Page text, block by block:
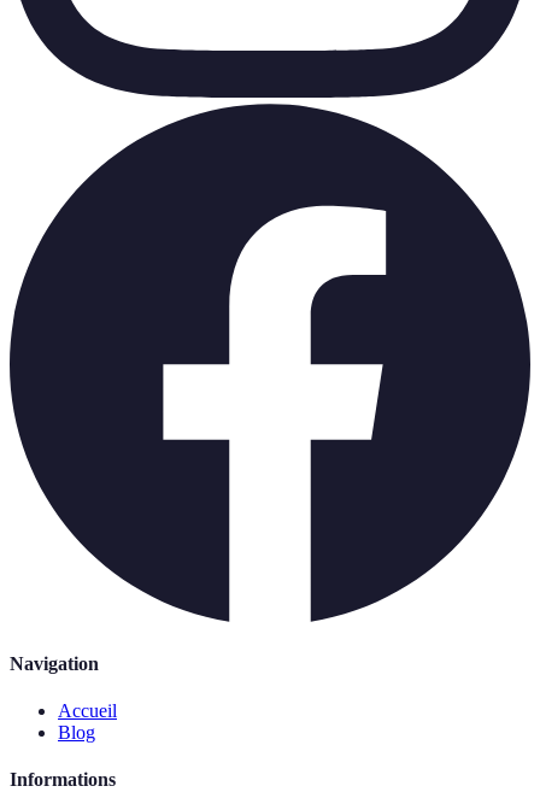
Navigation
Accueil
Blog
Informations